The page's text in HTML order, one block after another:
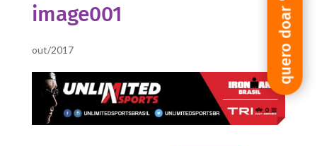
image001
out/2017 quero doar